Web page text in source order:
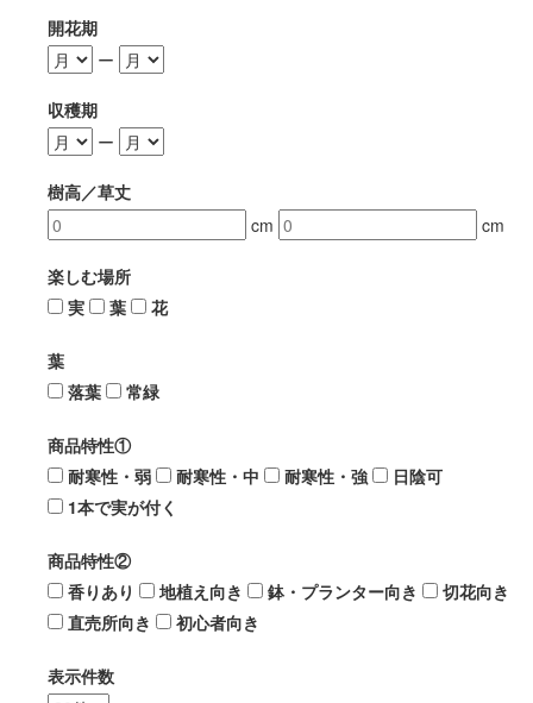
開花期
ー
収穫期
ー
樹高／草丈
cm
cm
楽しむ場所
実
葉 花
葉
落葉
常緑
商品特性①
耐寒性・弱
耐寒性・中 耐寒性・強
日陰可
1本で実が付く
商品特性②
香りあり
地植え向き 鉢・プランター向き
切花向き
直売所向き
初心者向き
表示件数